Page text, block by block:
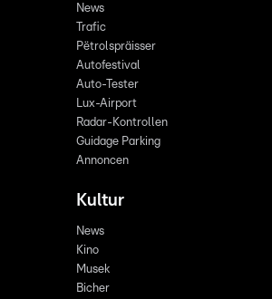
News
Trafic
Pëtrolspräisser
Autofestival
Auto-Tester
Lux-Airport
Radar-Kontrollen
Guidage Parking
Annoncen
Kultur
News
Kino
Musek
Bicher